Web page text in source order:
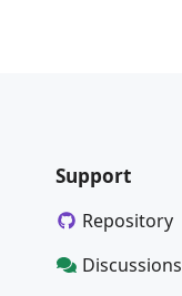
Support
Repository
Discussions